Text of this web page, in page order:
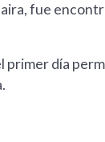
fue
primer día